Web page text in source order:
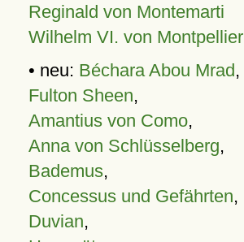
Reginald von Montemarti
Wilhelm VI. von Montpellier
• neu: Béchara Abou Mrad,
Fulton Sheen,
Amantius von Como,
Anna von Schlüsselberg,
Bademus,
Concessus und Gefährten,
Duvian,